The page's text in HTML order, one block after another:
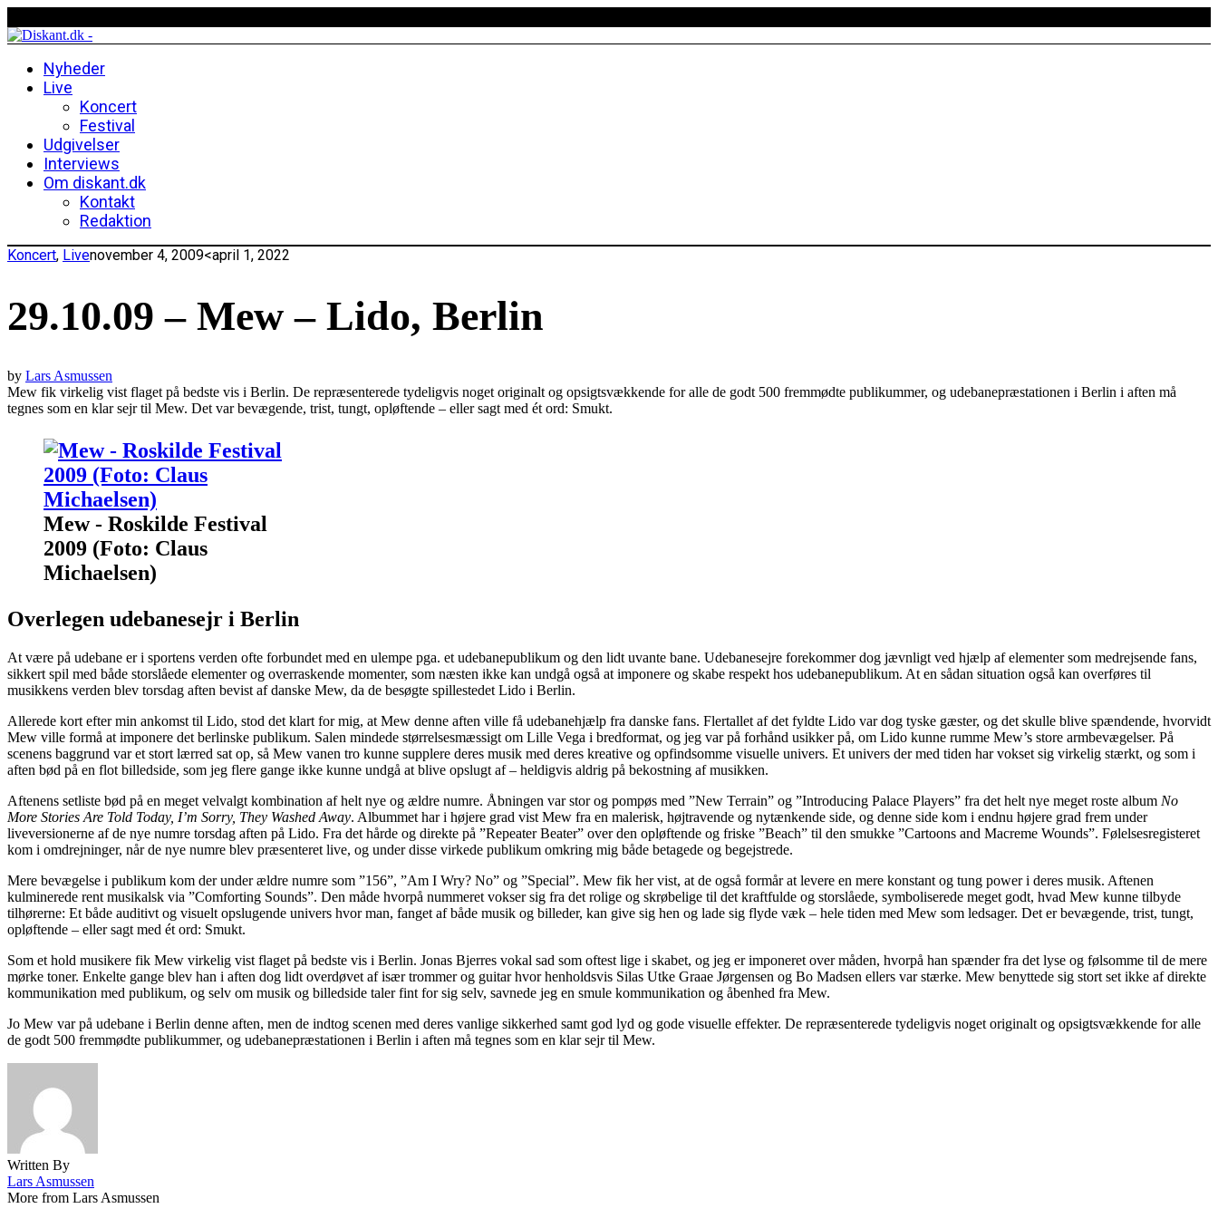
Nyheder
Live
Koncert
Festival
Udgivelser
Interviews
Om diskant.dk
Kontakt
Redaktion
Koncert, Livenovember 4, 2009<april 1, 2022
29.10.09 – Mew – Lido, Berlin
by Lars Asmussen
Mew fik virkelig vist flaget på bedste vis i Berlin. De repræsenterede tydeligvis noget originalt og opsigtsvækkende for alle de godt 500 fremmødte publikummer, og udebanepræstationen i Berlin i aften må
tegnes som en klar sejr til Mew. Det var bevægende, trist, tungt, opløftende – eller sagt med ét ord: Smukt.
Mew - Roskilde Festival
2009 (Foto: Claus
Michaelsen)
Overlegen udebanesejr i Berlin
At være på udebane er i sportens verden ofte forbundet med en ulempe pga. et udebanepublikum og den lidt uvante bane. Udebanesejre forekommer dog jævnligt ved hjælp af elementer som medrejsende fans,
sikkert spil med både storslåede elementer og overraskende momenter, som næsten ikke kan undgå også at imponere og skabe respekt hos udebanepublikum. At en sådan situation også kan overføres til
musikkens verden blev torsdag aften bevist af danske Mew, da de besøgte spillestedet Lido i Berlin.
Allerede kort efter min ankomst til Lido, stod det klart for mig, at Mew denne aften ville få udebanehjælp fra danske fans. Flertallet af det fyldte Lido var dog tyske gæster, og det skulle blive spændende, hvorvidt
Mew ville formå at imponere det berlinske publikum. Salen mindede størrelsesmæssigt om Lille Vega i bredformat, og jeg var på forhånd usikker på, om Lido kunne rumme Mew’s store armbevægelser. På
scenens baggrund var et stort lærred sat op, så Mew vanen tro kunne supplere deres musik med deres kreative og opfindsomme visuelle univers. Et univers der med tiden har vokset sig virkelig stærkt, og som i
aften bød på en flot billedside, som jeg flere gange ikke kunne undgå at blive opslugt af – heldigvis aldrig på bekostning af musikken.
Aftenens setliste bød på en meget velvalgt kombination af helt nye og ældre numre. Åbningen var stor og pompøs med ”New Terrain” og ”Introducing Palace Players” fra det helt nye meget roste album No
More Stories Are Told Today, I’m Sorry, They Washed Away. Albummet har i højere grad vist Mew fra en malerisk, højtravende og nytænkende side, og denne side kom i endnu højere grad frem under
liveversionerne af de nye numre torsdag aften på Lido. Fra det hårde og direkte på ”Repeater Beater” over den opløftende og friske ”Beach” til den smukke ”Cartoons and Macreme Wounds”. Følelsesregisteret
kom i omdrejninger, når de nye numre blev præsenteret live, og under disse virkede publikum omkring mig både betagede og begejstrede.
Mere bevægelse i publikum kom der under ældre numre som ”156”, ”Am I Wry? No” og ”Special”. Mew fik her vist, at de også formår at levere en mere konstant og tung power i deres musik. Aftenen
kulminerede rent musikalsk via ”Comforting Sounds”. Den måde hvorpå nummeret vokser sig fra det rolige og skrøbelige til det kraftfulde og storslåede, symboliserede meget godt, hvad Mew kunne tilbyde
tilhørerne: Et både auditivt og visuelt opslugende univers hvor man, fanget af både musik og billeder, kan give sig hen og lade sig flyde væk – hele tiden med Mew som ledsager. Det er bevægende, trist, tungt,
opløftende – eller sagt med ét ord: Smukt.
Som et hold musikere fik Mew virkelig vist flaget på bedste vis i Berlin. Jonas Bjerres vokal sad som oftest lige i skabet, og jeg er imponeret over måden, hvorpå han spænder fra det lyse og følsomme til de mere
mørke toner. Enkelte gange blev han i aften dog lidt overdøvet af især trommer og guitar hvor henholdsvis Silas Utke Graae Jørgensen og Bo Madsen ellers var stærke. Mew benyttede sig stort set ikke af direkte
kommunikation med publikum, og selv om musik og billedside taler fint for sig selv, savnede jeg en smule kommunikation og åbenhed fra Mew.
Jo Mew var på udebane i Berlin denne aften, men de indtog scenen med deres vanlige sikkerhed samt god lyd og gode visuelle effekter. De repræsenterede tydeligvis noget originalt og opsigtsvækkende for alle
de godt 500 fremmødte publikummer, og udebanepræstationen i Berlin i aften må tegnes som en klar sejr til Mew.
Written By
Lars Asmussen
More from Lars Asmussen